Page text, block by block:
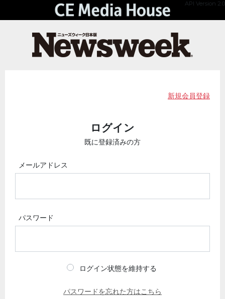
API Version 2.0
新規会員登録
ログイン
既に登録済みの方
メールアドレス
パスワード
ログイン状態を維持する
パスワードを忘れた方はこちら